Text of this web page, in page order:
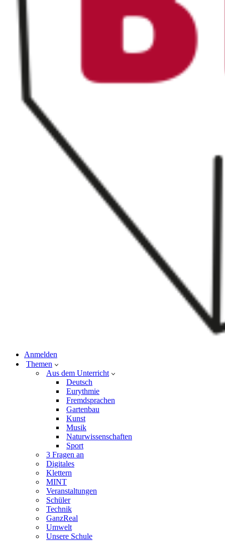
Anmelden
Themen
Aus dem Unterricht
Deutsch
Eurythmie
Fremdsprachen
Gartenbau
Kunst
Musik
Naturwissenschaften
Sport
3 Fragen an
Digitales
Klettern
MINT
Veranstaltungen
Schüler
Technik
GanzReal
Umwelt
Unsere Schule